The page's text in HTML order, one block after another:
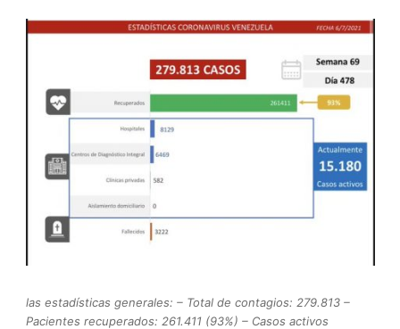
las estadísticas generales: – Total de contagios: 279.813 –
Pacientes recuperados: 261.411 (93%) – Casos activos